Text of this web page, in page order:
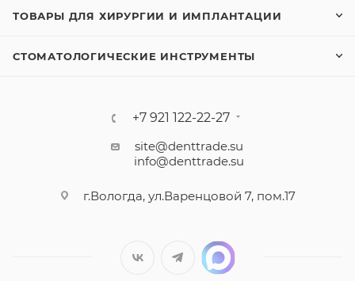
ТОВАРЫ ДЛЯ ХИРУРГИИ И ИМПЛАНТАЦИИ
СТОМАТОЛОГИЧЕСКИЕ ИНСТРУМЕНТЫ
+7 921 122-22-27
site@denttrade.su
info@denttrade.su
г.Вологда, ул.Варенцовой 7, пом.17